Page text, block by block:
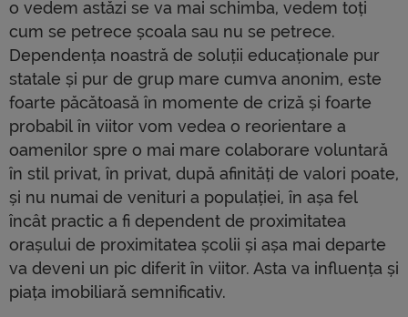
o vedem astăzi se va mai schimba, vedem toți
cum se petrece școala sau nu se petrece.
Dependența noastră de soluții educaționale pur
statale și pur de grup mare cumva anonim, este
foarte păcătoasă în momente de criză și foarte
probabil în viitor vom vedea o reorientare a
oamenilor spre o mai mare colaborare voluntară
în stil privat, în privat, după afinități de valori poate,
și nu numai de venituri a populației, în așa fel
încât practic a fi dependent de proximitatea
orașului de proximitatea școlii și așa mai departe
va deveni un pic diferit în viitor. Asta va influența și
piața imobiliară semnificativ.